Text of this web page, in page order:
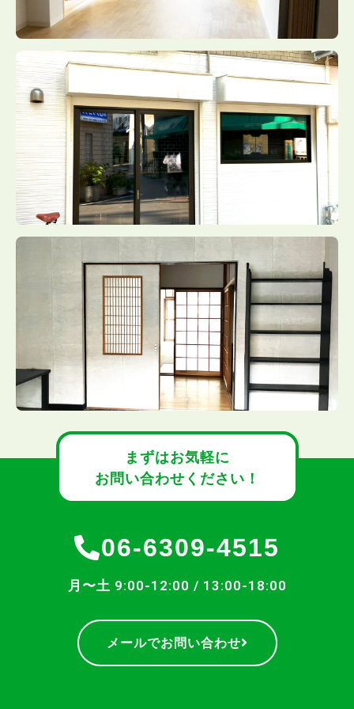
まずはお気軽に
お問い合わせください！
06-6309-4515
月〜土 9:00-12:00 / 13:00-18:00
メールでお問い合わせ